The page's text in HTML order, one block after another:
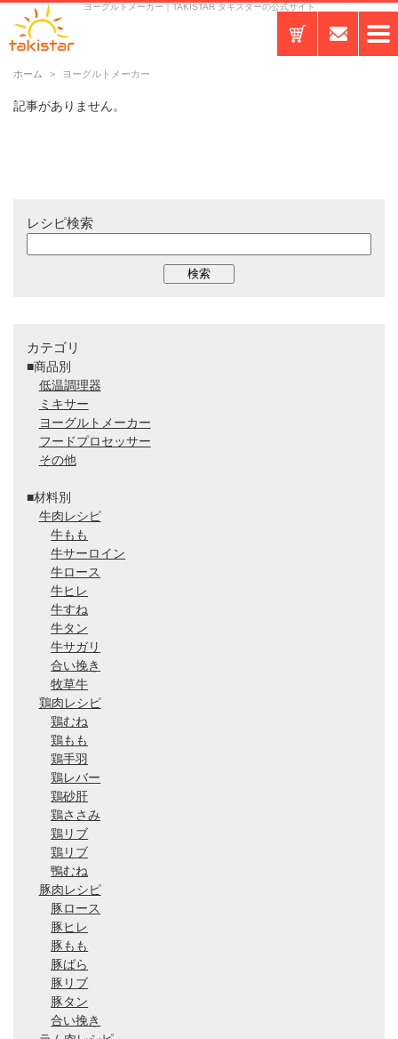
ヨーグルトメーカー｜TAKISTAR タキスターの公式サイト
ホーム ヨーグルトメーカー
記事がありません。
レシピ検索
カテゴリ
■商品別
低温調理器
ミキサー
ヨーグルトメーカー
フードプロセッサー
その他
■材料別
牛肉レシピ
牛もも
牛サーロイン
牛ロース
牛ヒレ
牛すね
牛タン
牛サガリ
合い挽き
牧草牛
鶏肉レシピ
鶏むね
鶏もも
鶏手羽
鶏レバー
鶏砂肝
鶏ささみ
鶏リブ
鶏リブ
鴨むね
豚肉レシピ
豚ロース
豚ヒレ
豚もも
豚ばら
豚リブ
豚タン
合い挽き